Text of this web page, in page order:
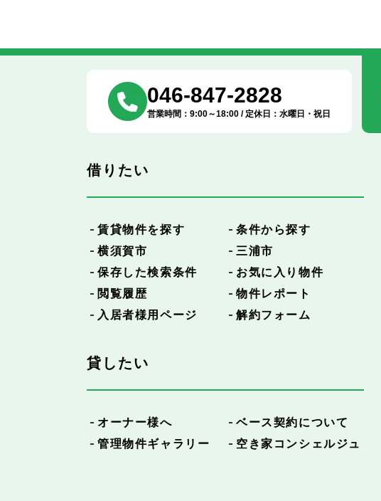
046-847-2828
営業時間：9:00～18:00 / 定休日：水曜日・祝日
借りたい
賃貸物件を探す
条件から探す
横須賀市
三浦市
保存した検索条件
お気に入り物件
閲覧履歴
物件レポート
入居者様用ページ
解約フォーム
貸したい
オーナー様へ
ベース契約について
管理物件ギャラリー
空き家コンシェルジュ